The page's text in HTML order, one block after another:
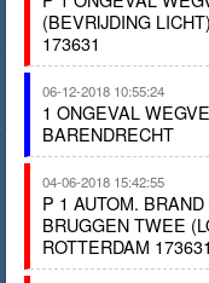
(BEVRIJDING
173631
06-12-2018 10:55:24
1 ONGEVAL
BARENDRECHT
04-06-2018 15:42:55
P 1 AUTOM.
BRUGGEN TWEE
ROTTERDAM